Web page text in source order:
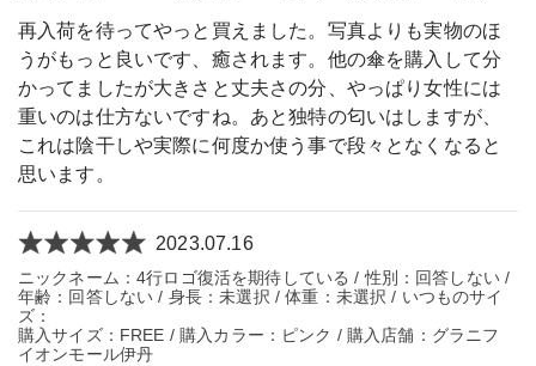
再入荷を待ってやっと買えました。写真よりも実物のほ
うがもっと良いです、癒されます。他の傘を購入して分
かってましたが大きさと丈夫さの分、やっぱり女性には
重いのは仕方ないですね。あと独特の匂いはしますが、
これは陰干しや実際に何度か使う事で段々となくなると
思います。
2023.07.16
ニックネーム：4行ロゴ復活を期待している / 性別：回答しない /
年齢：回答しない / 身長：未選択 / 体重：未選択 / いつものサイ
ズ：
購入サイズ：FREE / 購入カラー：ピンク / 購入店舗：グラニフ
イオンモール伊丹